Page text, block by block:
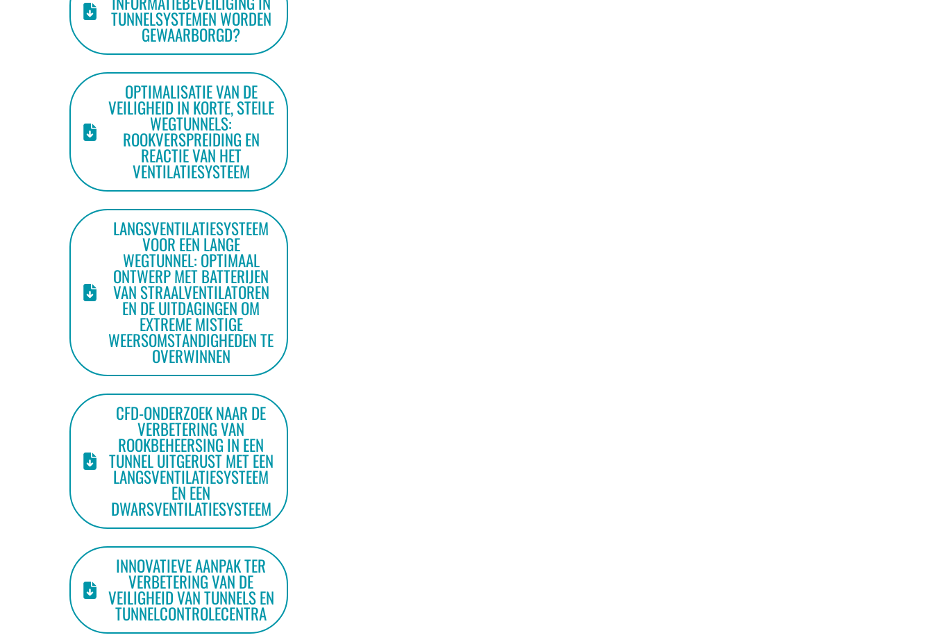
TUNNELSYSTEMEN WORDEN
GEWAARBORGD?
OPTIMALISATIE VAN DE
VEILIGHEID IN KORTE, STEILE
WEGTUNNELS:
ROOKVERSPREIDING EN
REACTIE VAN HET
VENTILATIESYSTEEM
LANGSVENTILATIESYSTEEM
VOOR EEN LANGE
WEGTUNNEL: OPTIMAAL
ONTWERP MET BATTERIJEN
VAN STRAALVENTILATOREN
EN DE UITDAGINGEN OM
EXTREME MISTIGE
WEERSOMSTANDIGHEDEN TE
OVERWINNEN
CFD-ONDERZOEK NAAR DE
VERBETERING VAN
ROOKBEHEERSING IN EEN
TUNNEL UITGERUST MET EEN
LANGSVENTILATIESYSTEEM
EN EEN
DWARSVENTILATIESYSTEEM
INNOVATIEVE AANPAK TER
VERBETERING VAN DE
VEILIGHEID VAN TUNNELS EN
TUNNELCONTROLECENTRA